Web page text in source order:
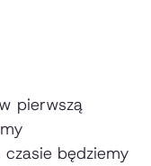
pierwszą
będziemy